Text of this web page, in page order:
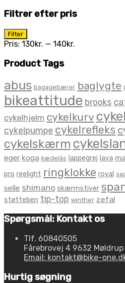
Filtrer efter pris
Mindste
pris
Højeste
pris
Filter
Pris: 130kr. — 140kr.
Product Tags
abus bagagebærer baglygte
bikeattitude brooks
cykelhjelm cykelkurv
cykelpumpe cykelrefleks
cykelskærm
eger koga kædelås lappegrej lava
pro reelight ringklokke royal
selle shimano skærmstiver
støtteben tip-top winther zefal
Spørgsmål: Kontakt os
Tlf. 60840505
Fårebrovej 4 9632 Møldrup
Email: kontakt@bike-
Hurtig søgning